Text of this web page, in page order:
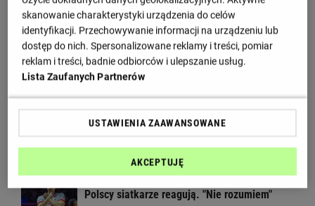
Wiadomości
Wielka impreza siatkarska wraca do Polski!
Czekaliśmy na to osiem lat
Głośny apel Fornala do ministerstwa.
Błyskawiczna reakcja
Rosja wraca, ale do Polski nie przyleci.
Polscy siatkarze reagują. "Nie rozumiem"
skanowanie charakterystyki urządzenia do celów
identyfikacji. Przechowywanie informacji na urządzeniu lub
dostęp do nich. Spersonalizowane reklamy i treści, pomiar
reklam i treści, badnie odbiorców i ulepszanie usług.
Lista Zaufanych Partnerów
USTAWIENIA ZAAWANSOWANE
AKCEPTUJĘ